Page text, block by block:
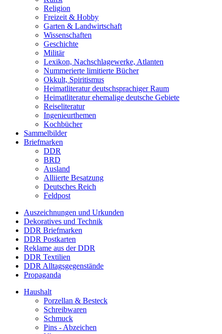
Religion
Freizeit & Hobby
Garten & Landwirtschaft
Wissenschaften
Geschichte
Militär
Lexikon, Nachschlagewerke, Atlanten
Nummerierte limitierte Bücher
Okkult, Spiritismus
Heimatliteratur deutschsprachiger Raum
Heimatliteratur ehemalige deutsche Gebiete
Reiseliteratur
Ingenieurthemen
Kochbücher
Sammelbilder
Briefmarken
DDR
BRD
Ausland
Alliierte Besatzung
Deutsches Reich
Feldpost
Auszeichnungen und Urkunden
Dekoratives und Technik
DDR Briefmarken
DDR Postkarten
Reklame aus der DDR
DDR Textilien
DDR Alltagsgegenstände
Propaganda
Haushalt
Porzellan & Besteck
Schreibwaren
Schmuck
Pins - Abzeichen